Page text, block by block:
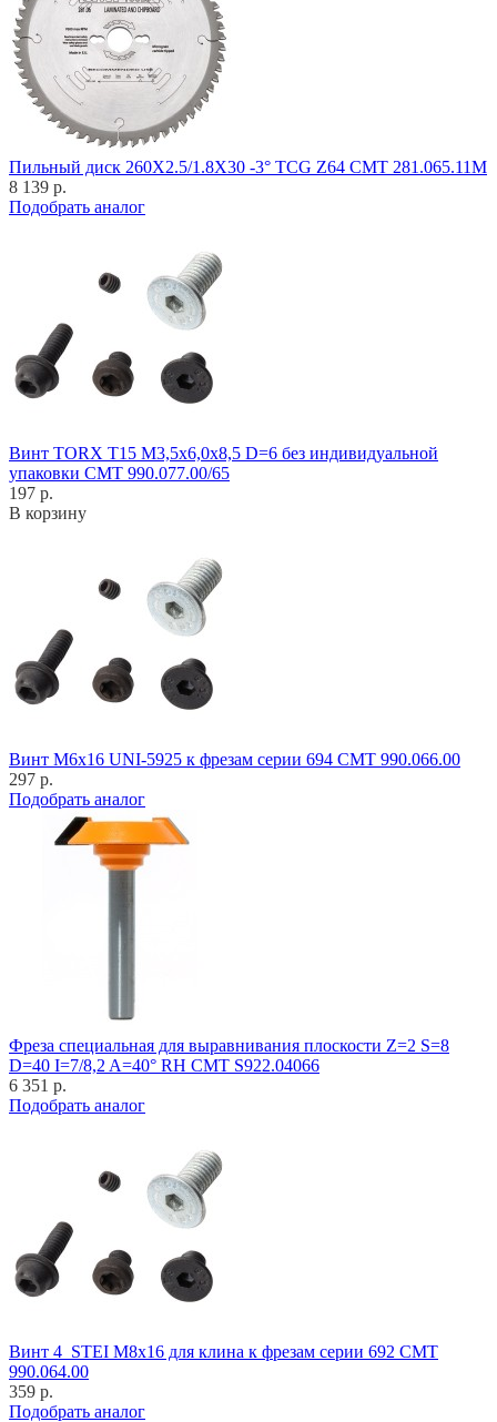
Пильный диск 260X2.5/1.8X30 -3° TCG Z64 CMT 281.065.11M
8 139 р.
Подобрать аналог
Винт TORX T15 M3,5x6,0x8,5 D=6 без индивидуальной
упаковки CMT 990.077.00/65
197 р.
В корзину
Винт M6x16 UNI-5925 к фрезам серии 694 CMT 990.066.00
297 р.
Подобрать аналог
Фреза специальная для выравнивания плоскости Z=2 S=8
D=40 I=7/8,2 A=40° RH CMT S922.04066
6 351 р.
Подобрать аналог
Винт 4_STEI M8x16 для клина к фрезам серии 692 CMT
990.064.00
359 р.
Подобрать аналог